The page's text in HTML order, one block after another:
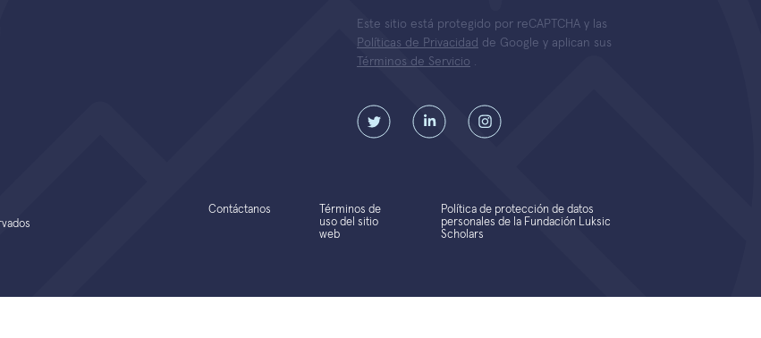
Este sitio está protegido por reCAPTCHA y las
Políticas de Privacidad de Google y aplican sus
Términos de Servicio .
Contáctanos
Términos de
uso del sitio
web
Política de protección de datos
personales de la Fundación Luksic
Scholars